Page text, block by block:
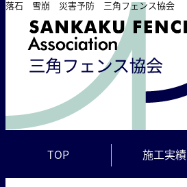
落石 雪崩 災害予防 三角フェンス協会
TOP 施工実績